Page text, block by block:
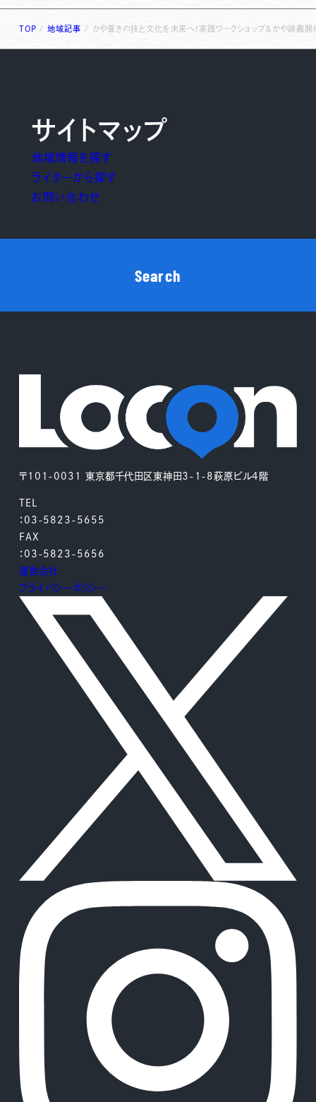
TOP /地域記事 / かや葺きの技と文化を未来へ！実践ワークショップ＆かや談義開
〒101-0031 東京都千代田区東神田3-1-8萩原ビル4階
TEL
：03-5823-5655
FAX
：03-5823-5656
運営会社
プライバシーポリシー
サイトマップ
地域情報を探す
ライターから探す
お問い合わせ
Search